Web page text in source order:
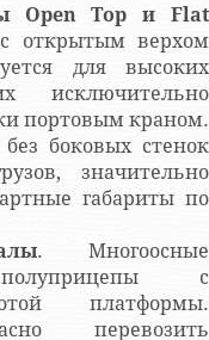
Open Top и Flat
открытым верхом
для высоких
исключительно
портовым краном.
боковых стенок
значительно
габариты по
. Многоосные
с
платформы.
перевозить